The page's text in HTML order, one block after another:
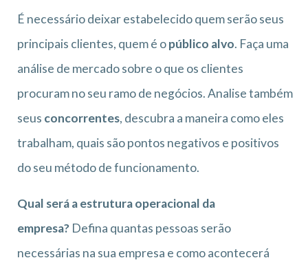
É necessário deixar estabelecido quem serão seus
principais clientes, quem é opúblico alvo. Faça uma
análise de mercado sobre o que os clientes
procuram no seu ramo de negócios. Analise também
seus concorrentes, descubra a maneira como eles
trabalham, quais são pontos negativos e positivos
do seu método de funcionamento.
Qual será a estrutura operacional da
empresa? Defina quantas pessoas serão
necessárias na sua empresa e como acontecerá